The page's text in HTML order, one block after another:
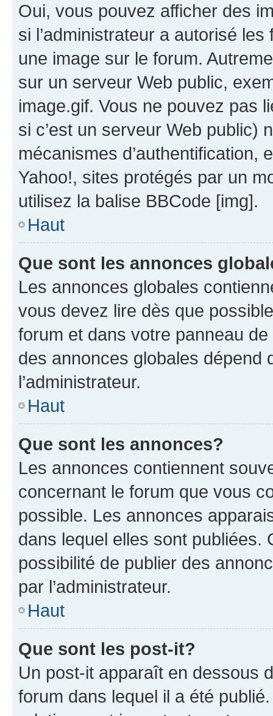
Oui, vous pouvez afficher des
si l’administrateur a autorisé
une image sur le forum.
sur un serveur Web public,
image.gif. Vous ne pouvez pas
si c’est un serveur Web public)
mécanismes d’authentification,
Yahoo!, sites protégés par un
utilisez la balise BBCode [img].
Haut
Que sont les annonces
Les annonces globales
vous devez lire dès que
forum et dans votre panneau
des annonces globales dépend
l’administrateur.
Haut
Que sont les annonces?
Les annonces contiennent
concernant le forum que vous
possible. Les annonces
dans lequel elles sont publiées.
possibilité de publier des
par l’administrateur.
Haut
Que sont les post-it?
Un post-it apparaît en dessous
forum dans lequel il a été